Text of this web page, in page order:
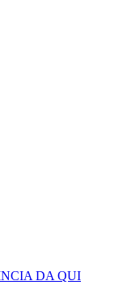
DA QUI